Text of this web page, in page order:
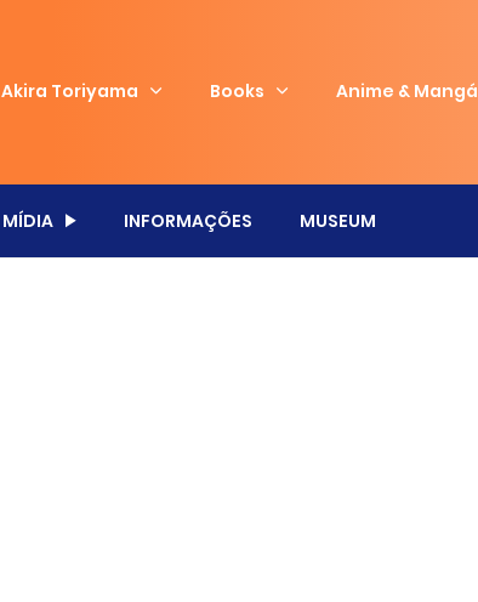
Akira Toriyama Books Anime & Mangá
MÍDIA INFORMAÇÕES MUSEUM